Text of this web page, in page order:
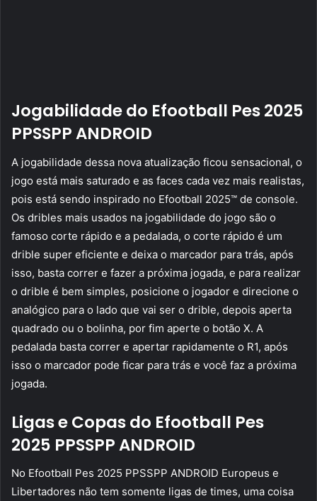
Jogabilidade do Efootball Pes 2025
PPSSPP ANDROID
A jogabilidade dessa nova atualização ficou sensacional, o
jogo está mais saturado e as faces cada vez mais realistas,
pois está sendo inspirado no Efootball 2025™ de console.
Os dribles mais usados na jogabilidade do jogo são o
famoso corte rápido e a pedalada, o corte rápido é um
drible super eficiente e deixa o marcador para trás, após
isso, basta correr e fazer a próxima jogada, e para realizar
o drible é bem simples, posicione o jogador e direcione o
analógico para o lado que vai ser o drible, depois aperta
quadrado ou o bolinha, por fim aperte o botão X. A
pedalada basta correr e apertar rapidamente o R1, após
isso o marcador pode ficar para trás e você faz a próxima
jogada.
Ligas e Copas do Efootball Pes
2025 PPSSPP ANDROID
No Efootball Pes 2025 PPSSPP ANDROID Europeus e
Libertadores não tem somente ligas de times, uma coisa